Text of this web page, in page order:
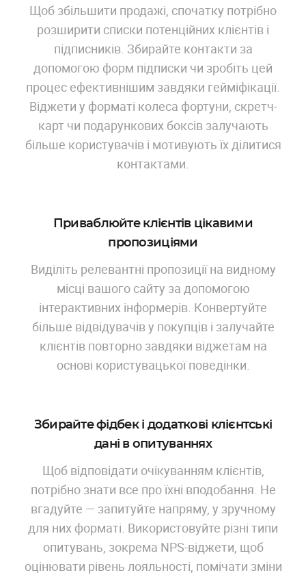
Щоб збільшити продажі, спочатку потрібно
розширити списки потенційних клієнтів і
підписників. Збирайте контакти за
допомогою форм підписки чи зробіть цей
процес ефективнішим завдяки гейміфікації.
Віджети у форматі колеса фортуни, скретч-
карт чи подарункових боксів залучають
більше користувачів і мотивують їх ділитися
контактами.
Приваблюйте клієнтів цікавими
пропозиціями
Виділіть релевантні пропозиції на видному
місці вашого сайту за допомогою
інтерактивних інформерів. Конвертуйте
більше відвідувачів у покупців і залучайте
клієнтів повторно завдяки віджетам на
основі користувацької поведінки.
Збирайте фідбек і додаткові клієнтські
дані в опитуваннях
Щоб відповідати очікуванням клієнтів,
потрібно знати все про їхні вподобання. Не
вгадуйте — запитуйте напряму, у зручному
для них форматі. Використовуйте різні типи
опитувань, зокрема NPS-віджети, щоб
оцінювати рівень лояльності, помічати зміни